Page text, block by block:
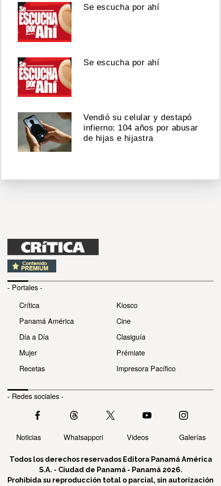
Se escucha por ahí
Se escucha por ahí
Vendió su celular y destapó
infierno: 104 años por abusar
de hijas e hijastra
- Portales -
Crítica
Panamá América
Día a Día
Mujer
Recetas
Kiosco
Cine
Clasiguía
Prémiate
Impresora Pacífico
- Redes sociales -
Noticias Whatsappcri Videos Galerías
Todos los derechos reservados Editora Panamá América
S.A. - Ciudad de Panamá - Panamá 2026.
Prohibida su reproducción total o parcial, sin autorización